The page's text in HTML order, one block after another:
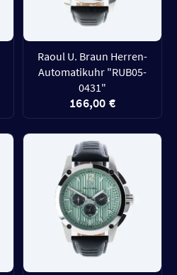
Raoul U. Braun Herren-
Automatikuhr "RUB05-
0431"
166,00 €